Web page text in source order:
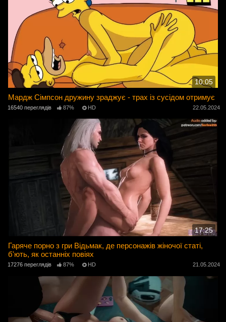
10:05
Мардж Сімпсон дружину зраджує - трах із сусідом отримує
16540 переглядів 87% HD 22.05.2024
17:25
Гаряче порно з гри Відьмак, де персонажів жіночої статі,
б'ють, як останніх повіях
17276 переглядів 87% HD 21.05.2024